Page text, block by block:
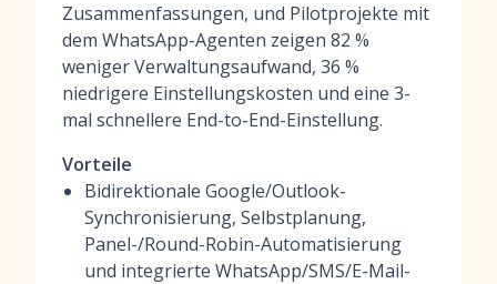
Zusammenfassungen, und Pilotprojekte mit
dem WhatsApp-Agenten zeigen 82 %
weniger Verwaltungsaufwand, 36 %
niedrigere Einstellungskosten und eine 3-
mal schnellere End-to-End-Einstellung.
Vorteile
Bidirektionale Google/Outlook-
Synchronisierung, Selbstplanung,
Panel-/Round-Robin-Automatisierung
und integrierte WhatsApp/SMS/E-Mail-